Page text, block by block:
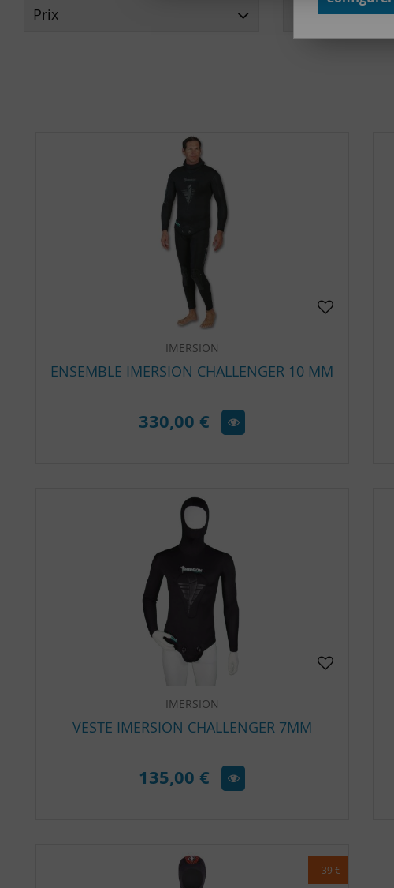
Prix Marque
IMERSION
ENSEMBLE IMERSION CHALLENGER 10 MM
330,00 €
IMERSION
VESTE IMERSION CHALLENGER 7MM
135,00 €
- 39 €